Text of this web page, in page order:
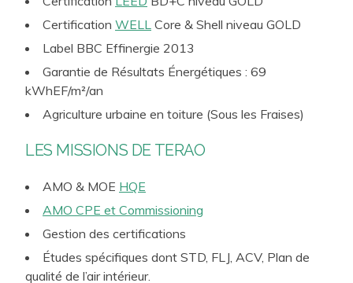
Certification WELL Core & Shell niveau GOLD
Label BBC Effinergie 2013
Garantie de Résultats Énergétiques : 69
kWhEF/m²/an
Agriculture urbaine en toiture (Sous les Fraises)
LES MISSIONS DE TERAO
AMO & MOE HQE
AMO CPE et Commissioning
Gestion des certifications
Études spécifiques dont STD, FLJ, ACV, Plan de
qualité de l’air intérieur.